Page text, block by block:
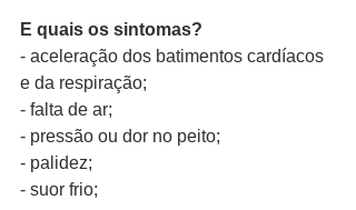
E quais os sintomas?
- aceleração dos batimentos cardíacos
e da respiração;
- falta de ar;
- pressão ou dor no peito;
- palidez;
- suor frio;